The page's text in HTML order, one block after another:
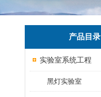
产品目录
实验室系统工程
黑灯实验室